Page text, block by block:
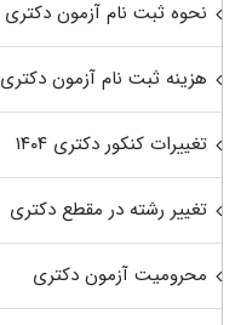
نحوه ثبت نام آزمون دکتری ۱۴۰۴
هزینه ثبت نام آزمون دکتری
تغییرات کنکور دکتری ۱۴۰۴
تغییر رشته در مقطع دکتری
محرومیت آزمون دکتری